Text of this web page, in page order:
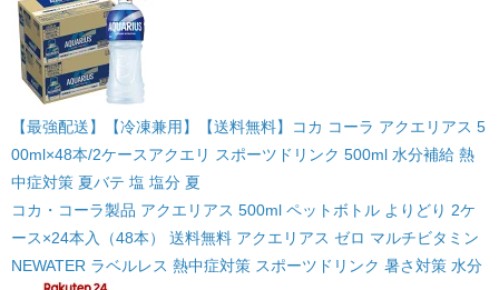
【最強配送】【冷凍兼用】【送料無料】コカ コーラ アクエリアス 5
00ml×48本/2ケースアクエリ スポーツドリンク 500ml 水分補給 熱
中症対策 夏バテ 塩 塩分 夏
コカ・コーラ製品 アクエリアス 500ml ペットボトル よりどり 2ケ
ース×24本入（48本） 送料無料 アクエリアス ゼロ マルチビタミン
NEWATER ラベルレス 熱中症対策 スポーツドリンク 暑さ対策 水分